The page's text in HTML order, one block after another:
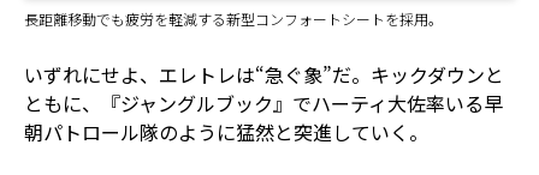
長距離移動でも疲労を軽減する新型コンフォートシートを採用。
いずれにせよ、エレトレは“急ぐ象”だ。キックダウンと
ともに、『ジャングルブック』でハーティ大佐率いる早
朝パトロール隊のように猛然と突進していく。